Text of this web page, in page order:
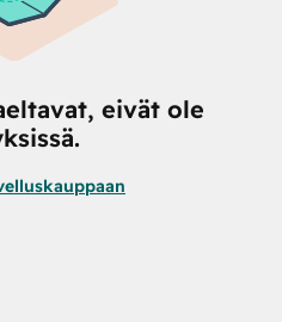
eivät ole